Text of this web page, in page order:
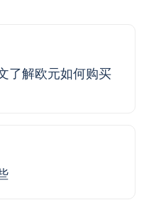
了解欧元如何购买